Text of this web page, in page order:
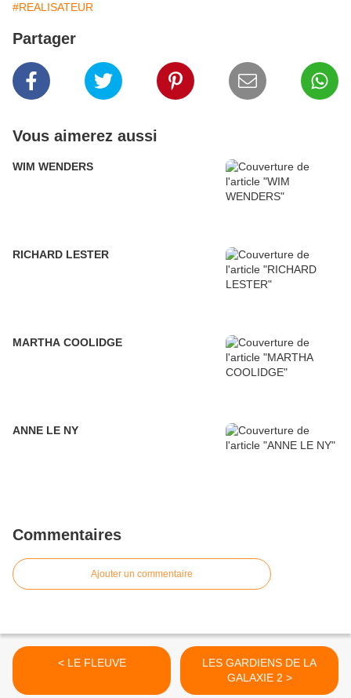
#REALISATEUR
Partager
Vous aimerez aussi
WIM WENDERS
RICHARD LESTER
MARTHA COOLIDGE
ANNE LE NY
Commentaires
Ajouter un commentaire
< LE FLEUVE
LES GARDIENS DE LA
GALAXIE 2 >